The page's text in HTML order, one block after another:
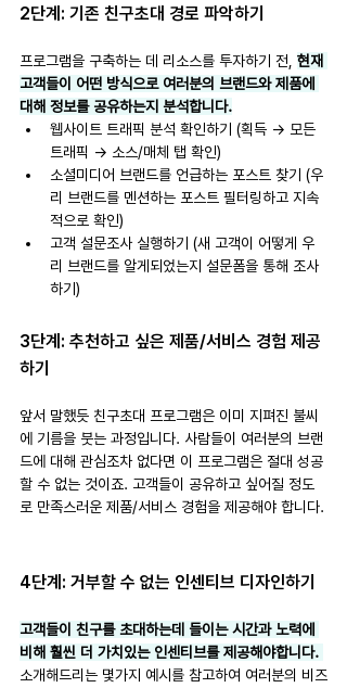
2단계: 기존 친구초대 경로 파악하기
프로그램을 구축하는 데 리소스를 투자하기 전, 현재
고객들이 어떤 방식으로 여러분의 브랜드와 제품에
대해 정보를 공유하는지 분석합니다.
웹사이트 트래픽 분석 확인하기 (획득 → 모든
트래픽 → 소스/매체 탭 확인)
소셜미디어 브랜드를 언급하는 포스트 찾기 (우
리 브랜드를 멘션하는 포스트 필터링하고 지속
적으로 확인)
고객 설문조사 실행하기 (새 고객이 어떻게 우
리 브랜드를 알게되었는지 설문폼을 통해 조사
하기)
3단계: 추천하고 싶은 제품/서비스 경험 제공
하기
앞서 말했듯 친구초대 프로그램은 이미 지펴진 불씨
에 기름을 붓는 과정입니다. 사람들이 여러분의 브랜
드에 대해 관심조차 없다면 이 프로그램은 절대 성공
할 수 없는 것이죠. 고객들이 공유하고 싶어질 정도
로 만족스러운 제품/서비스 경험을 제공해야 합니다.
4단계: 거부할 수 없는 인센티브 디자인하기
고객들이 친구를 초대하는데 들이는 시간과 노력에
비해 훨씬 더 가치있는 인센티브를 제공해야합니다.
소개해드리는 몇가지 예시를 참고하여 여러분의 비즈